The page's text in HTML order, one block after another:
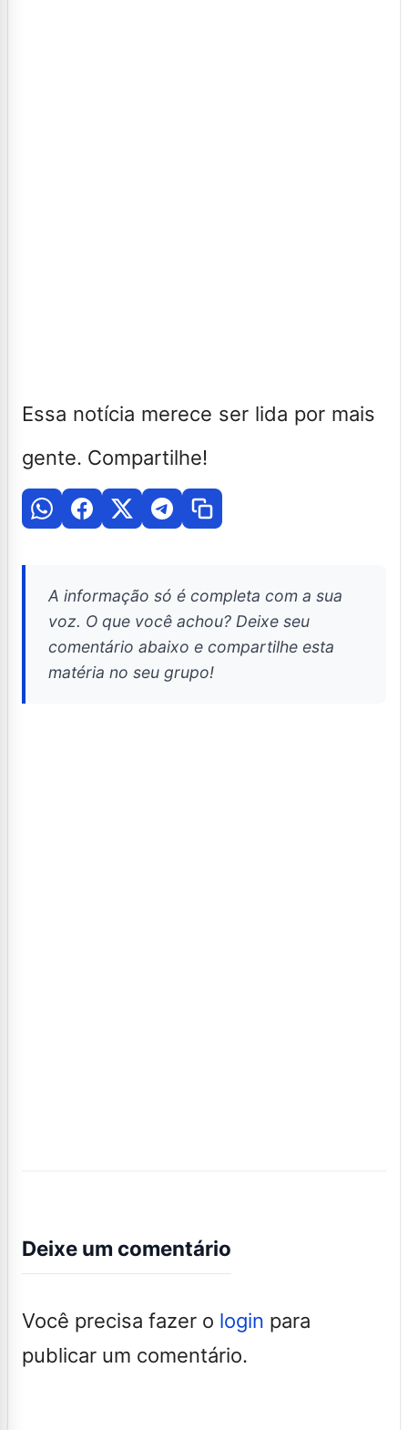
Essa notícia merece ser lida por mais
gente. Compartilhe!
A informação só é completa com a sua
voz. O que você achou? Deixe seu
comentário abaixo e compartilhe esta
matéria no seu grupo!
Deixe um comentário
Você precisa fazer o login para
publicar um comentário.